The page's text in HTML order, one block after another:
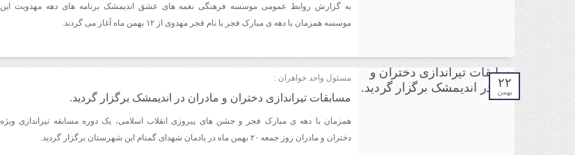
مراسم دورهمی خانوادگی با عنوان کافه شادی مهدوی به مناسبت نیمه شعبان و دهه فجر و هفته ی جوان در اندیمشک برگزار شد.
تشریح برنامه های دهه مهدویت شبکه فرهنگی مردمی نغمه های عشق اندیمشک
به گزارش روابط عمومی موسسه فرهنگی نغمه های عشق اندیمشک برنامه های دهه مهدویت این
موسسه همزمان با دهه ی مبارک فجر با نام فجر مهدوی از ۱۲ بهمن ماه آغاز می گردند.
۲۲
بهمن
مسئول واحد خواهران :
مسابقات تیراندازی دختران و مادران در اندیمشک برگزار گردید.
همزمان با دهه ی مبارک فجر و جشن های پیروزی انقلاب اسلامی، یک دوره مسابقه تیراندازی ویژه
دختران و مادران روز جمعه ۲۰ بهمن ماه در یادمان شهدای گمنام این شهرستان برگزار گردید.